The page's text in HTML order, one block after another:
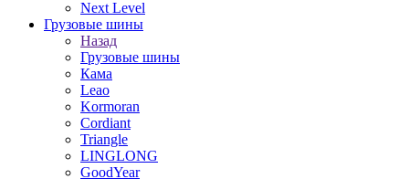
Next Level
Грузовые шины
Назад
Грузовые шины
Кама
Leao
Kormoran
Cordiant
Triangle
LINGLONG
GoodYear